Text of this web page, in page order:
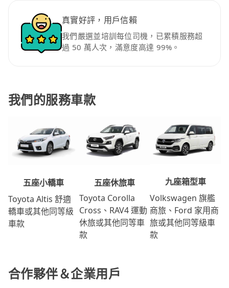
真實好評，用戶信賴
我們嚴選並培訓每位司機，已累積服務超
過 50 萬人次，滿意度高達 99%。
我們的服務車款
五座小轎車
Toyota Altis 舒適
轎車或其他同等級
車款
五座休旅車
Toyota Corolla
Cross、RAV4 運動
休旅或其他同等車
款
九座箱型車
Volkswagen 旗艦
商旅、Ford 家用商
旅或其他同等級車
款
合作夥伴＆企業用戶